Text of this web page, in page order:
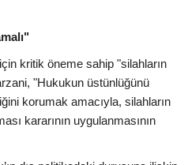
kritik öneme sahip "silahların
"Hukukun üstünlüğünü
korumak amacıyla, silahların
kararının uygulanmasının